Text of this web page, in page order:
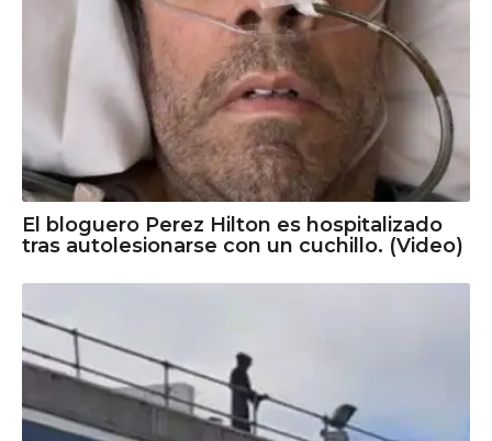
El bloguero Perez Hilton es hospitalizado
tras autolesionarse con un cuchillo. (Video)